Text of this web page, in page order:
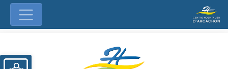
Ouvrir la barre d’outils